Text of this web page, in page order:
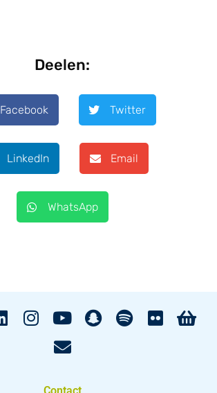
Deelen:
Facebook Twitter
LinkedIn Email
WhatsApp